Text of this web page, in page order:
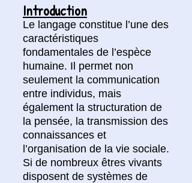
Introduction
Le langage constitue l’une des
caractéristiques
fondamentales de l’espèce
humaine. Il permet non
seulement la communication
entre individus, mais
également la structuration de
la pensée, la transmission des
connaissances et
l’organisation de la vie sociale.
Si de nombreux êtres vivants
disposent de systèmes de